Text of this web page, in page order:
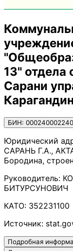
13" отдела
Сарани
БИН: 000240002240
Юридический
САРАНЬ Г.А.,
Бородина,
Руководитель:
БИТУРСУНОВИЧ
КАТО: 352231100
Источник:
Подробная